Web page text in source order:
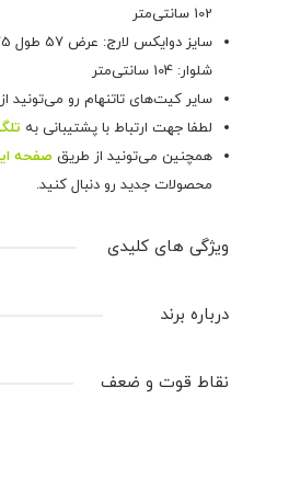
102 سانتی‌متر
شلوار: 104 سانتی‌متر
سایر کیت‌های تاتنهام رو می‌تونید از
لطفا جهت ارتباط با پشتیبانی به
همچنین می‌تونید از طریق صفحه
محصولات جدید رو دنبال کنید.
ویژگی های کلیدی
لوگو دوخت
دمپای شلوار زیپدار
درباره برند
نقاط قوت و ضعف